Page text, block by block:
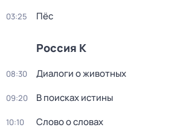
03:25 Пёс
Россия К
08:30 Диалоги о животных
09:20 В поисках истины
10:10 Слово о словах